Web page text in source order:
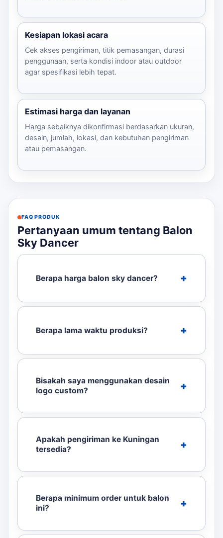
Kesiapan lokasi acara
Cek akses pengiriman, titik pemasangan, durasi
penggunaan, serta kondisi indoor atau outdoor
agar spesifikasi lebih tepat.
Estimasi harga dan layanan
Harga sebaiknya dikonfirmasi berdasarkan ukuran,
desain, jumlah, lokasi, dan kebutuhan pengiriman
atau pemasangan.
FAQ PRODUK
Pertanyaan umum tentang Balon
Sky Dancer
Berapa harga balon sky dancer?
Berapa lama waktu produksi?
Bisakah saya menggunakan desain
logo custom?
Apakah pengiriman ke Kuningan
tersedia?
Berapa minimum order untuk balon
ini?